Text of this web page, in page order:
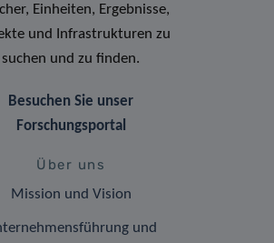
Einheiten, Ergebnisse,
und Infrastrukturen zu
suchen und zu finden.
Besuchen Sie unser
Forschungsportal
Über uns
Mission und Vision
und